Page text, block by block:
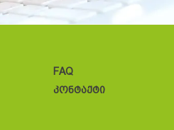
FAQ
კონტაქტი